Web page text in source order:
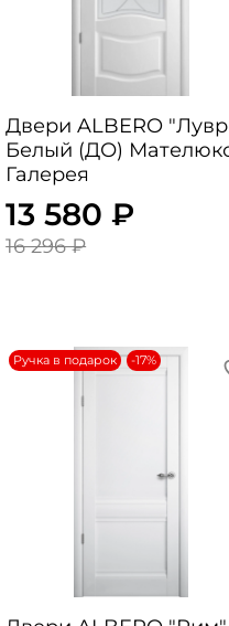
Двери ALBERO "Лувр-1"
Белый (ДО)
Галерея
13 580 ₽
16 296 ₽
Ручка в подарок -17%